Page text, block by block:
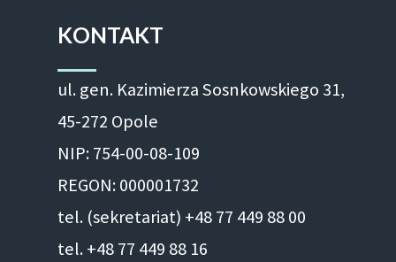
KONTAKT
ul. gen. Kazimierza Sosnkowskiego 31,
45-272 Opole
NIP: 754-00-08-109
REGON: 000001732
tel. (sekretariat) +48 77 449 88 00
tel. +48 77 449 88 16